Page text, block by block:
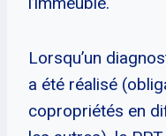
Lorsqu’un
a été réalisé
copropriétés en